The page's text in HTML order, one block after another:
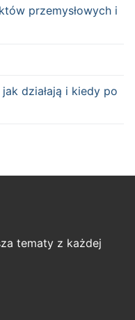
przemysłowych i
działają i kiedy po
tematy z każdej